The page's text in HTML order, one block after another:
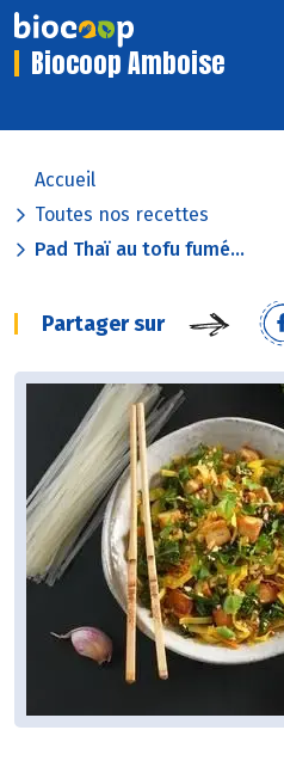
Biocoop Amboise
Accueil
Toutes nos recettes
Pad Thaï au tofu fumé...
Partager sur